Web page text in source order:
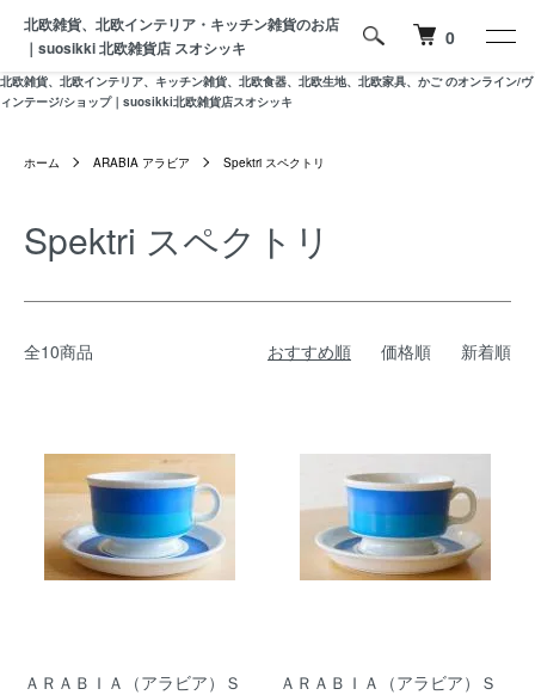
北欧雑貨、北欧インテリア、キッチン雑貨、北欧食器、北欧生地、北欧家具、かご のオンライン/ヴ
ィンテージ/ショップ｜suosikki北欧雑貨店スオシッキ
北欧雑貨、北欧インテリア・キッチン雑貨のお店
｜suosikki 北欧雑貨店 スオシッキ
0
ホーム ARABIA アラビア Spektri スペクトリ
Spektri スペクトリ
全10商品 おすすめ順 価格順 新着順
ＡＲＡＢＩＡ（アラビア）Ｓ
ＡＲＡＢＩＡ（アラビア）Ｓ